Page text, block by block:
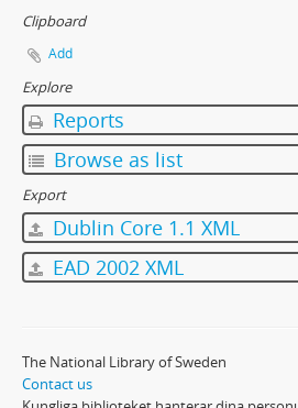
Clipboard
Add
Explore
Reports
Browse as list
Export
Dublin Core 1.1 XML
EAD 2002 XML
The National Library of Sweden
Contact us